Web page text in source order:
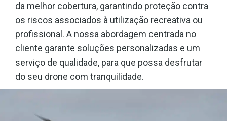
da melhor cobertura, garantindo proteção contra
os riscos associados à utilização recreativa ou
profissional. A nossa abordagem centrada no
cliente garante soluções personalizadas e um
serviço de qualidade, para que possa desfrutar
do seu drone com tranquilidade.